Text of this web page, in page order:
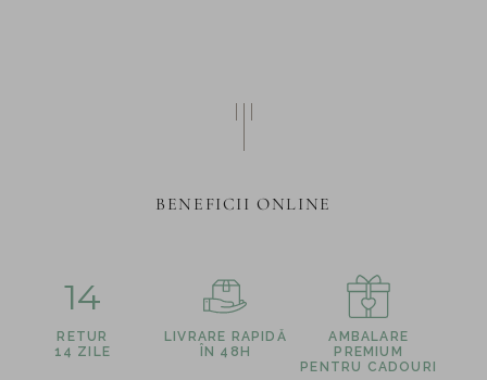
BENEFICII ONLINE
14
RETUR
14 ZILE
LIVRARE RAPIDĂ
ÎN 48H
AMBALARE
PREMIUM
PENTRU CADOURI